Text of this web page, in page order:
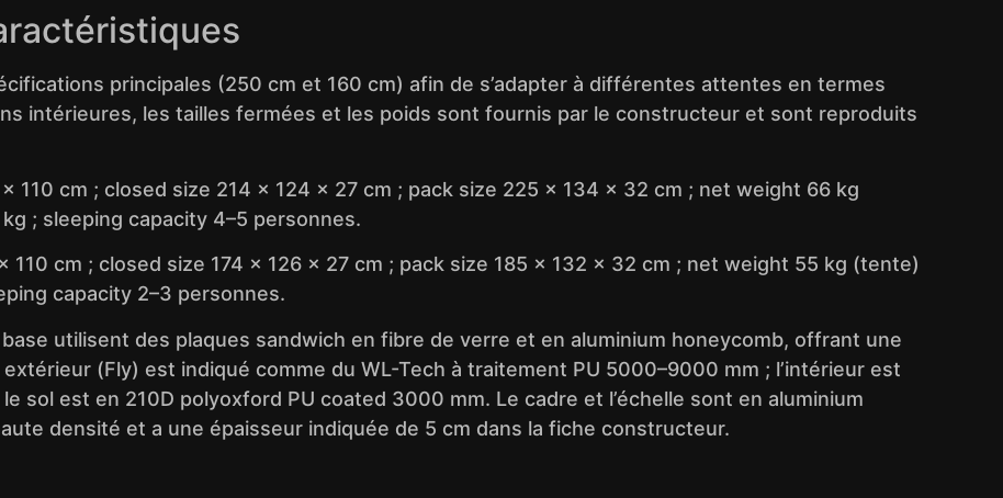
principales (250 cm et 160 cm) afin de s’adapter à différentes attentes en termes
intérieures, les tailles fermées et les poids sont fournis par le constructeur et sont reproduits
110 cm ; closed size 214 x 124 x 27 cm ; pack size 225 x 134 x 32 cm ; net weight 66 kg
; sleeping capacity 4–5 personnes.
cm ; closed size 174 x 126 x 27 cm ; pack size 185 x 132 x 32 cm ; net weight 55 kg (tente)
capacity 2–3 personnes.
utilisent des plaques sandwich en fibre de verre et en aluminium honeycomb, offrant une
(Fly) est indiqué comme du WL-Tech à traitement PU 5000–9000 mm ; l’intérieur est
sol est en 210D polyoxford PU coated 3000 mm. Le cadre et l’échelle sont en aluminium
densité et a une épaisseur indiquée de 5 cm dans la fiche constructeur.